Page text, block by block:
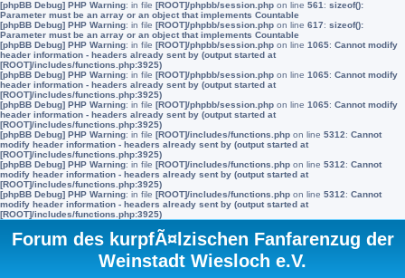
[phpBB Debug] PHP Warning: in file [ROOT]/phpbb/session.php on line 561 : sizeof():
Parameter must be an array or an object that implements Countable
[phpBB Debug] PHP Warning: in file [ROOT]/phpbb/session.php on line 617: sizeof():
Parameter must be an array or an object that implements Countable
[phpBB Debug] PHP Warning: in file [ROOT]/phpbb/session.php on line 1065: Cannot modify
header information - headers already sent by (output started at
[ROOT]/includes/functions.php:3925)
[phpBB Debug] PHP Warning: in file [ROOT]/phpbb/session.php on line 1065: Cannot modify
header information - headers already sent by (output started at
[ROOT]/includes/functions.php:3925)
[phpBB Debug] PHP Warning: in file [ROOT]/phpbb/session.php on line 1065: Cannot modify
header information - headers already sent by (output started at
[ROOT]/includes/functions.php:3925)
[phpBB Debug] PHP Warning: in file [ROOT]/includes/functions.php on line 5312: Cannot
modify header information - headers already sent by (output started at
[ROOT]/includes/functions.php:3925)
[phpBB Debug] PHP Warning: in file [ROOT]/includes/functions.php on line 5312: Cannot
modify header information - headers already sent by (output started at
[ROOT]/includes/functions.php:3925)
[phpBB Debug] PHP Warning: in file [ROOT]/includes/functions.php on line 5312: Cannot
modify header information - headers already sent by (output started at
[ROOT]/includes/functions.php:3925)
Forum des kurpfÃ¤lzischen Fanfarenzug der
Weinstadt Wiesloch e.V.